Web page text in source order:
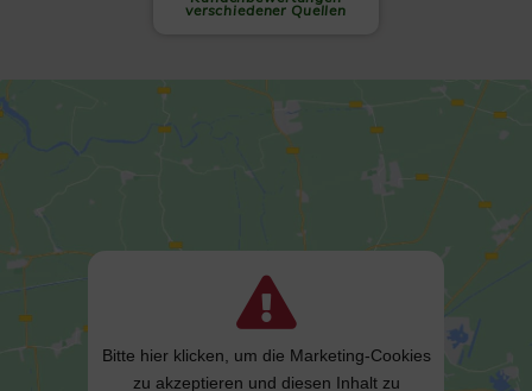
verschiedener Quellen
Bitte hier klicken, um die Marketing-Cookies
zu akzeptieren und diesen Inhalt zu